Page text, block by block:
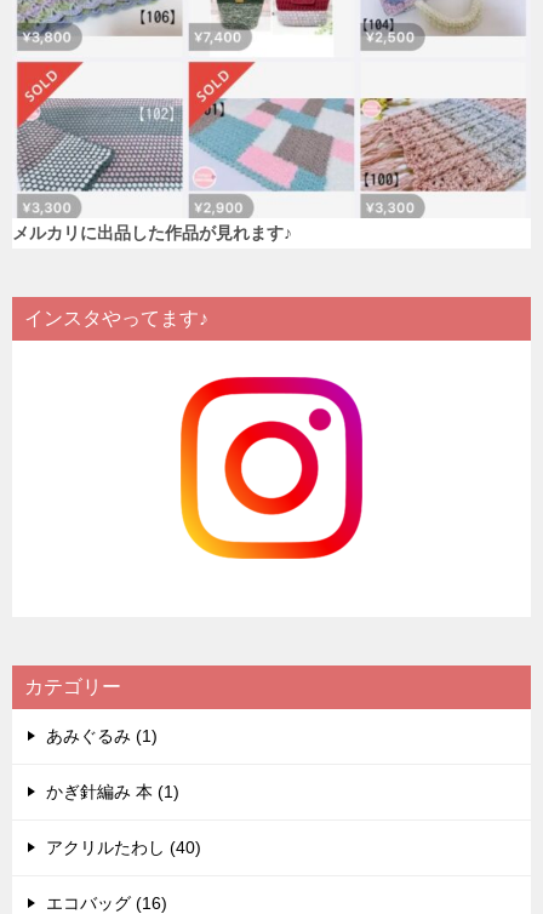
メルカリに出品した作品が見れます♪
インスタやってます♪
カテゴリー
あみぐるみ (1)
かぎ針編み 本 (1)
アクリルたわし (40)
エコバッグ (16)